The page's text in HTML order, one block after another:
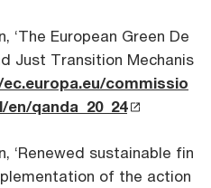
‘The European Green De
Just Transition Mechanis
commissio
qanda_20_24
‘Renewed sustainable fin
of the action